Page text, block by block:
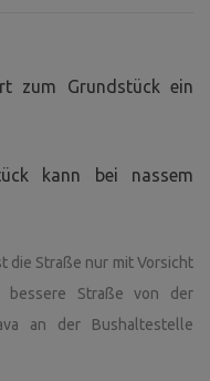
zum Grundstück ein
kann bei nassem
die Straße nur mit Vorsicht
bessere Straße von der
an der Bushaltestelle